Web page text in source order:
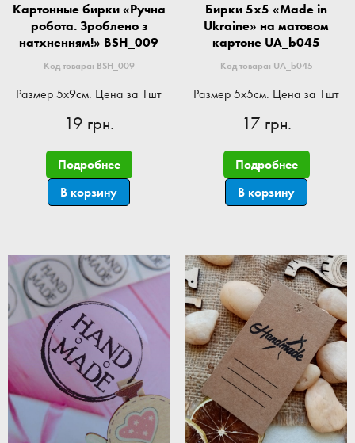
Картонные бирки «Ручна
робота. Зроблено з
натхненням!» BSH_009
Код товара: BSH_009
Размер 5x9см. Цена за 1шт
19 грн.
Подробнее
В корзину
Бирки 5x5 «Made in
Ukraine» на матовом
картоне UA_b045
Код товара: UA_b045
Размер 5x5см. Цена за 1шт
17 грн.
Подробнее
В корзину